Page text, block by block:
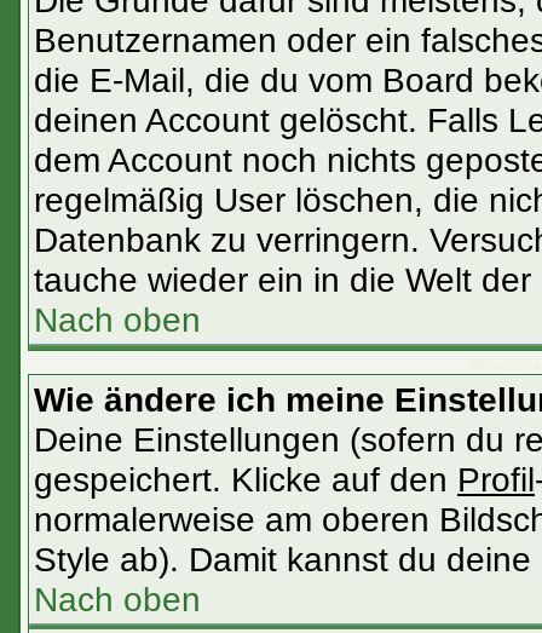
Benutzernamen oder ein
die E-Mail, die du vom Board
deinen Account gelöscht. Falls
dem Account noch nichts
regelmäßig User löschen, die
Datenbank zu verringern.
tauche wieder ein in die Welt
Nach oben
Wie ändere ich meine
Deine Einstellungen (sofern du
gespeichert. Klicke auf den Profil
normalerweise am oberen
Style ab). Damit kannst du
Nach oben